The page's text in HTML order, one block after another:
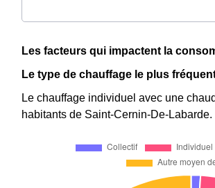
Les facteurs qui impactent la
Le type de chauffage le plus
Le chauffage individuel avec une
habitants de Saint-Cernin-De-Labarde.